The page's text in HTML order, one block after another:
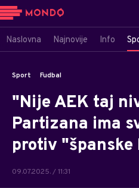
Naslovna Najnovije Info
Sport Fudbal
"Nije AEK taj
Partizana ima
protiv
09.07.2025. / 11:31